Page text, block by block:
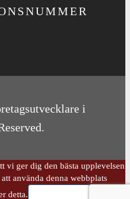
i
vi ger dig den bästa upplevelsen
använda denna webbplats
detta.